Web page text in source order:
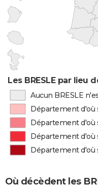
Les BRESLE par lieu
Aucun BRESLE
Département d'où
Département d'où
Département d'où
Département d'où
Où décèdent les